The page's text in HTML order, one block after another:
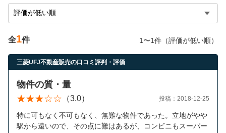
ご質問・ご予約 0120-146-460 電話する
全1件 1〜1件（評価が低い順）
三菱UFJ不動産販売の口コミ評判・評価
物件の質・量
（3.0） 投稿：2018-12-25
特に可もなく不可もなく、無難な物件であった。立地がやや
駅から遠いので、その点に難はあるが、コンビニもスーパー